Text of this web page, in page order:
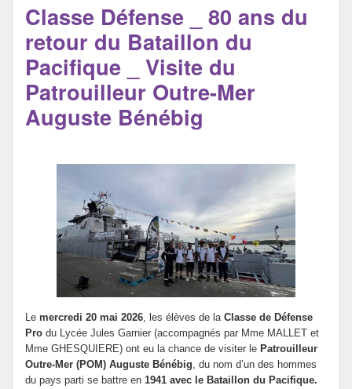
Classe Défense _ 80 ans du
retour du Bataillon du
Pacifique _ Visite du
Patrouilleur Outre-Mer
Auguste Bénébig
Le mercredi 20 mai 2026, les élèves de la Classe de Défense
Pro du Lycée Jules Garnier (accompagnés par Mme MALLET et
Mme GHESQUIERE) ont eu la chance de visiter le Patrouilleur
Outre-Mer (POM) Auguste Bénébig, du nom d’un des hommes
du pays parti se battre en 1941 avec le Bataillon du Pacifique.